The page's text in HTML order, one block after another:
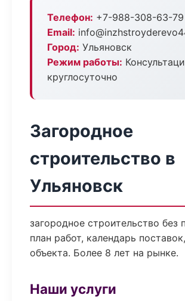
Телефон: +7-988-308-63-79
Email:
Город: Ульяновск
Режим работы:
круглосуточно
Загородное
строительство в
Ульяновск
загородное строительство без
план работ, календарь
объекта. Более 8 лет на рынке.
Наши услуги